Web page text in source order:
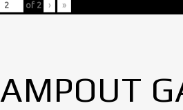
of 2 › »